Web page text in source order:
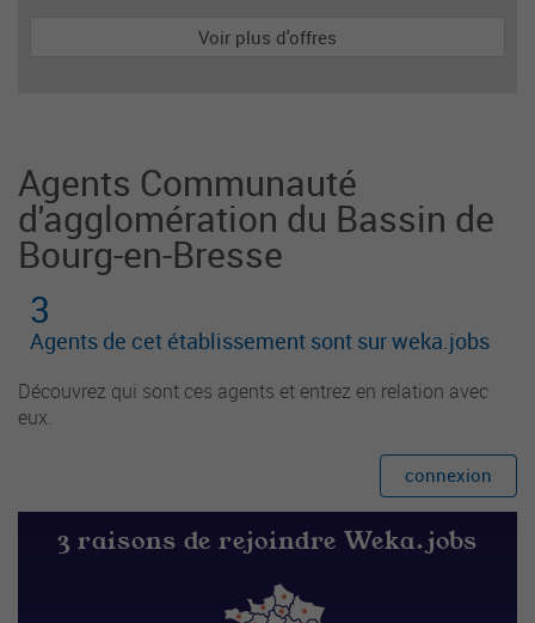
Voir plus d'offres
Agents Communauté
d'agglomération du Bassin de
Bourg-en-Bresse
3
Agents de cet établissement sont sur weka.jobs
Découvrez qui sont ces agents et entrez en relation avec
eux.
connexion
3 raisons de rejoindre Weka.jobs